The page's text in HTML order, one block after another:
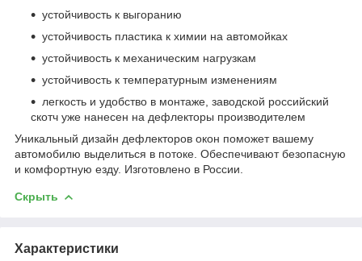
устойчивость к выгоранию
устойчивость пластика к химии на автомойках
устойчивость к механическим нагрузкам
устойчивость к температурным изменениям
легкость и удобство в монтаже, заводской российский
скотч уже нанесен на дефлекторы производителем
Уникальный дизайн дефлекторов окон поможет вашему
автомобилю выделиться в потоке. Обеспечивают безопасную
и комфортную езду. Изготовлено в России.
Скрыть
Характеристики